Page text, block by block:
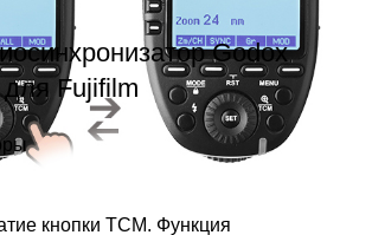
кнопки TCM. Функция
Godox
Fujifilm